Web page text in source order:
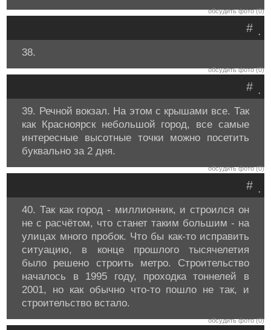
обсудить фото (0)
.
#
38.
обсудить фото (0)
.
#
39. Речной вокзал. На этом с крышами все. Так
как Красноярск небольшой город, все самые
интересные высотные точки можно посетить
буквально за 2 дня.
обсудить фото (0)
.
#
40. Так как город - миллионник, и строился он
не с расчётом, что станет таким большим - на
улицах много пробок. Что бы как-то исправить
ситуацию, в конце прошлого тысячелетия
было решено строить метро. Строительство
началось в 1995 году, проходка тоннелей в
2001, но как обычно что-то пошло не так, и
строительство встало.
обсудить фото (0)